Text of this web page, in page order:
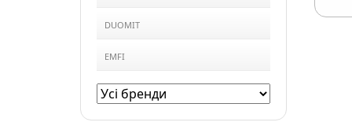
DUOMIT
EMFI